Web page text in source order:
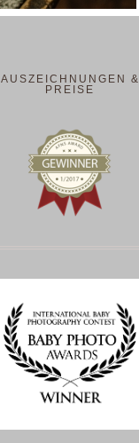
AUSZEICHNUNGEN &
PREISE